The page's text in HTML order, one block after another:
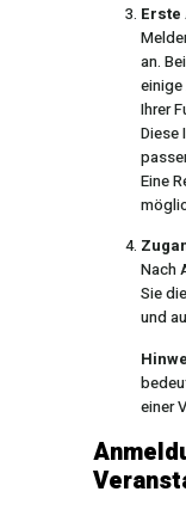
Erste
an.
einige
Ihrer
Diese
Eine
Nach
Sie
und
einer